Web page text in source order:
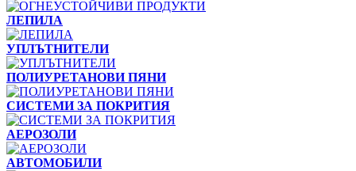
ЛЕПИЛА
УПЛЪТНИТЕЛИ
ПОЛИУРЕТАНОВИ ПЯНИ
СИСТЕМИ ЗА ПОКРИТИЯ
АЕРОЗОЛИ
АВТОМОБИЛИ